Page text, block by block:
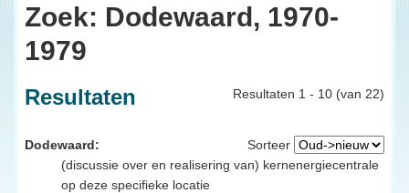
Zoek: Dodewaard, 1970-
1979
Resultaten 1 - 10 (van 22)
Resultaten
Sorteer
Dodewaard:
(discussie over en realisering van) kernenergiecentrale
op deze specifieke locatie